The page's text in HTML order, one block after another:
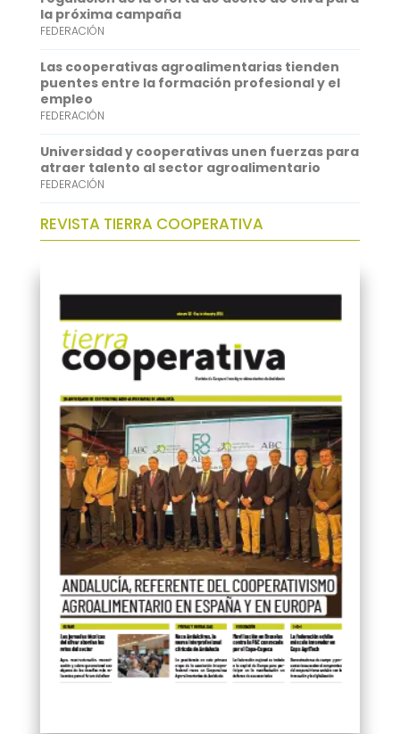
p
I
n
la próxima campaña
FEDERACIÓN
Las cooperativas agroalimentarias tienden
puentes entre la formación profesional y el
empleo
FEDERACIÓN
Universidad y cooperativas unen fuerzas para
atraer talento al sector agroalimentario
FEDERACIÓN
REVISTA TIERRA COOPERATIVA